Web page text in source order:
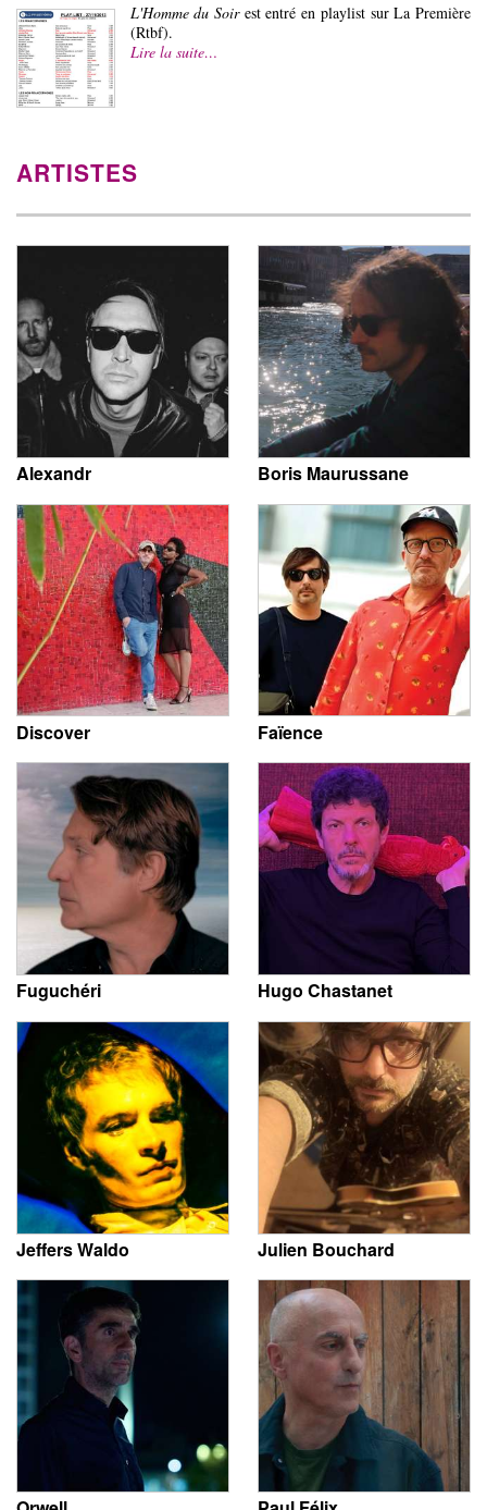
L'Homme du Soirest entré en playlist sur La Première
(Rtbf).
Lire la suite…
ARTISTES
Alexandr Boris Maurussane
Discover Faïence
Fuguchéri Hugo Chastanet
Jeffers Waldo Julien Bouchard